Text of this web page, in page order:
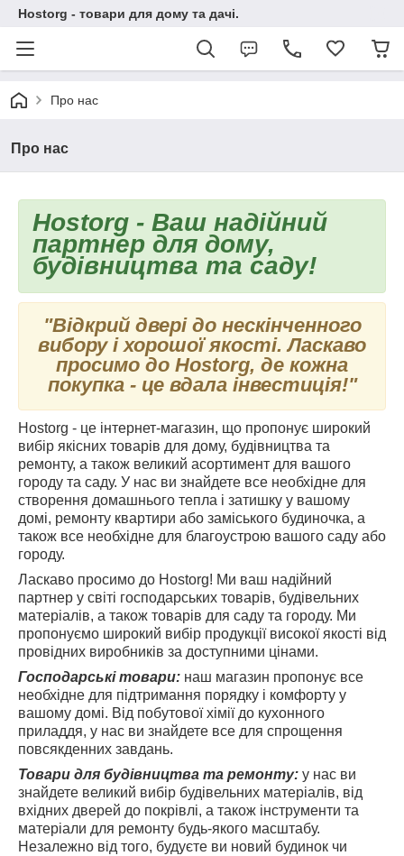
Hostorg - товари для дому та дачі.
Про нас
Про нас
Hostorg - Ваш надійний
партнер для дому,
будівництва та саду!
"Відкрий двері до нескінченного
вибору і хорошої якості. Ласкаво
просимо до Hostorg, де кожна
покупка - це вдала інвестиція!"
Hostorg - це інтернет-магазин, що пропонує широкий
вибір якісних товарів для дому, будівництва та
ремонту, а також великий асортимент для вашого
городу та саду. У нас ви знайдете все необхідне для
створення домашнього тепла і затишку у вашому
домі, ремонту квартири або заміського будиночка, а
також все необхідне для благоустрою вашого саду або
городу.
Ласкаво просимо до Hostorg! Ми ваш надійний
партнер у світі господарських товарів, будівельних
матеріалів, а також товарів для саду та городу. Ми
пропонуємо широкий вибір продукції високої якості від
провідних виробників за доступними цінами.
Господарські товари: наш магазин пропонує все
необхідне для підтримання порядку і комфорту у
вашому домі. Від побутової хімії до кухонного
приладдя, у нас ви знайдете все для спрощення
повсякденних завдань.
Товари для будівництва та ремонту: у нас ви
знайдете великий вибір будівельних матеріалів, від
вхідних дверей до покрівлі, а також інструменти та
матеріали для ремонту будь-якого масштабу.
Незалежно від того, будуєте ви новий будинок чи